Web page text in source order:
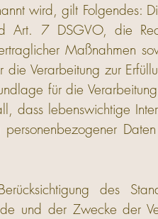
wird, gilt Folgendes:
7 DSGVO, die
Maßnahmen
Verarbeitung zur
für die
dass lebenswichtige
des
und der Zwecke der